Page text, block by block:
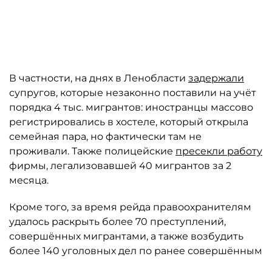
В частности, на днях в Ленобласти задержали
супругов, которые незаконно поставили на учёт
порядка 4 тыс. мигрантов: иностранцы массово
регистрировались в хостеле, который открыла
семейная пара, но фактически там не
проживали. Также полицейские пресекли работу
фирмы, легализовавшей 40 мигрантов за 2
месяца.
Кроме того, за время рейда правоохранителям
удалось раскрыть более 70 преступлений,
совершённых мигрантами, а также возбудить
более 140 уголовных дел по ранее совершённым